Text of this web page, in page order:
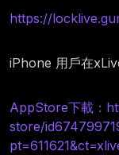
https://
iPhone 用戶在
AppStore下載：
store/